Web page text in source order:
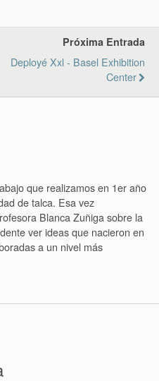
Próxima Entrada
Deployé Xxl - Basel Exhibition
Center
que realizamos en 1er año
de talca. Esa vez
Blanca Zuñiga sobre la
ver ideas que nacieron en
a un nivel más